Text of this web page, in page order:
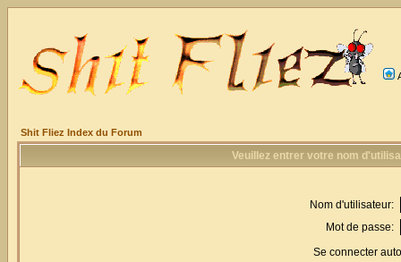
Shit Fliez Index du Forum
Veuillez entrer votre nom
Nom d'utilisateur:
Mot de passe:
Se connecter